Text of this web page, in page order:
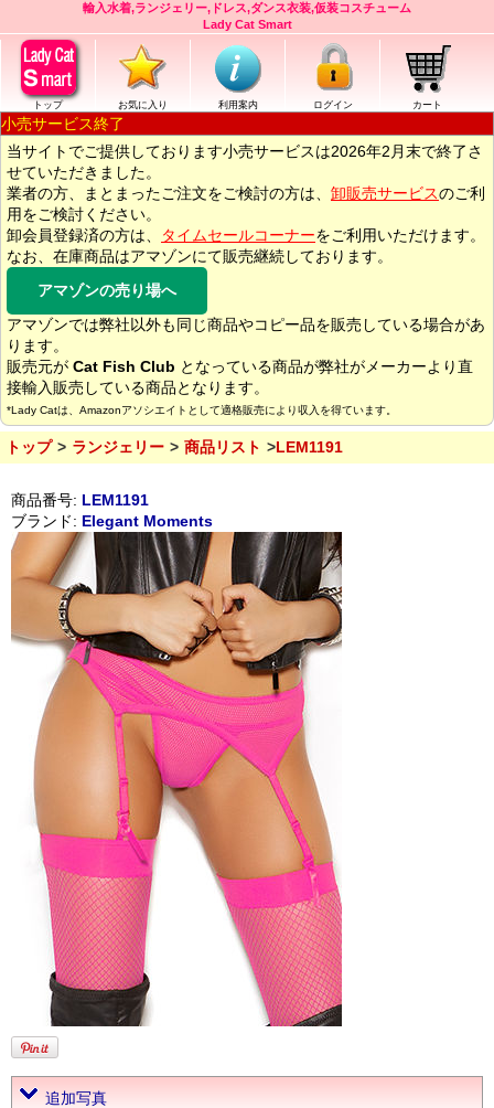
輸入水着,ランジェリー,ドレス,ダンス衣装,仮装コスチューム
Lady Cat Smart
トップ お気に入り 利用案内 ログイン カート
小売サービス終了
当サイトでご提供しております小売サービスは2026年2月末で終了さ
せていただきました。
業者の方、まとまったご注文をご検討の方は、 卸販売サービスのご利
用をご検討ください。
卸会員登録済の方は、
タイムセールコーナーをご利用いただけます。
なお、在庫商品はアマゾンにて販売継続しております。
アマゾンの売り場へ
アマゾンでは弊社以外も同じ商品やコピー品を販売している場合があ
ります。
販売元が Cat Fish Club となっている商品が弊社がメーカーより直
接輸入販売している商品となります。
*Lady Catは、Amazonアソシエイトとして適格販売により収入を得ています。
トップ ランジェリー 商品リスト LEM1191
商品番号: LEM1191
ブランド: Elegant Moments
追加写真